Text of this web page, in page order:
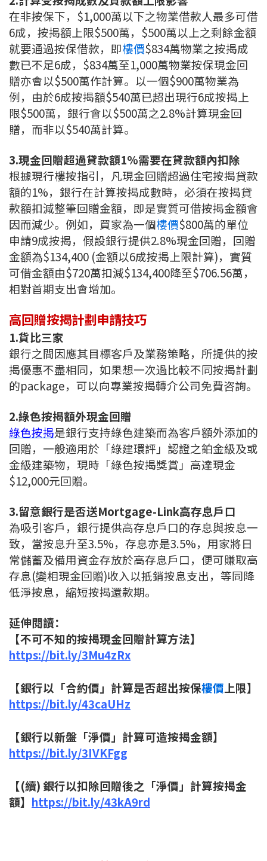
在非按保下，$1,000萬以下之物業借款人最多可借
6成，按揭額上限$500萬，$500萬以上之剩餘金額
就要通過按保借款，即樓價$834萬物業之按揭成
數已不足6成，$834萬至1,000萬物業按保現金回
贈亦會以$500萬作計算。以一個$900萬物業為
例，由於6成按揭額$540萬已超出現行6成按揭上
限$500萬，銀行會以$500萬之2.8%計算現金回
贈，而非以$540萬計算。
3.現金回贈超過貸款額1%需要在貸款額內扣除
根據現行樓按指引，凡現金回贈超過住宅按揭貸款
額的1%，銀行在計算按揭成數時，必須在按揭貸
款額扣減整筆回贈金額，即是實質可借按揭金額會
因而減少。例如，買家為一個樓價$800萬的單位
申請9成按揭，假設銀行提供2.8%現金回贈，回贈
金額為$134,400 (金額以6成按揭上限計算)，實質
可借金額由$720萬扣減$134,400降至$706.56萬，
相對首期支出會增加。
高回贈按揭計劃申請技巧
1.貨比三家
銀行之間因應其目標客戶及業務策略，所提供的按
揭優惠不盡相同，如果想一次過比較不同按揭計劃
的package，可以向專業按揭轉介公司免費咨詢。
2.綠色按揭額外現金回贈
綠色按揭是銀行支持綠色建築而為客戶額外添加的
回贈，一般適用於「綠建環評」認證之鉑金級及或
金級建築物，現時「綠色按揭獎賞」高達現金
$12,000元回贈。
3.留意銀行是否送Mortgage-Link高存息戶口
為吸引客戶，銀行提供高存息戶口的存息與按息一
致，當按息升至3.5%，存息亦是3.5%，用家將日
常儲蓄及備用資金存放於高存息戶口，便可賺取高
存息(變相現金回贈)收入以抵銷按息支出，等同降
低淨按息，縮短按揭還款期。
延伸閱讀：
【不可不知的按揭現金回贈計算方法】
https://bit.ly/3Mu4zRx
【銀行以「合約價」計算是否超出按保樓價上限】
https://bit.ly/43caUHz
【銀行以新盤「淨價」計算可造按揭金額】
https://bit.ly/3IVKFgg
【(續) 銀行以扣除回贈後之「淨價」計算按揭金
額】 https://bit.ly/43kA9rd